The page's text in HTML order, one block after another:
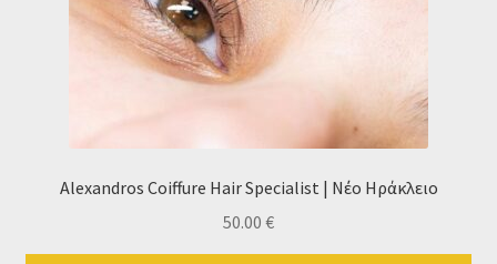
Alexandros Coiffure Hair Specialist | Νέο Ηράκλειο
50.00 €